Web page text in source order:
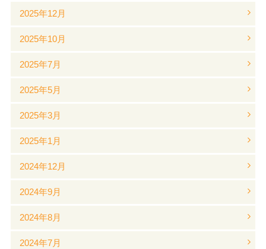
2025年12月
2025年10月
2025年7月
2025年5月
2025年3月
2025年1月
2024年12月
2024年9月
2024年8月
2024年7月